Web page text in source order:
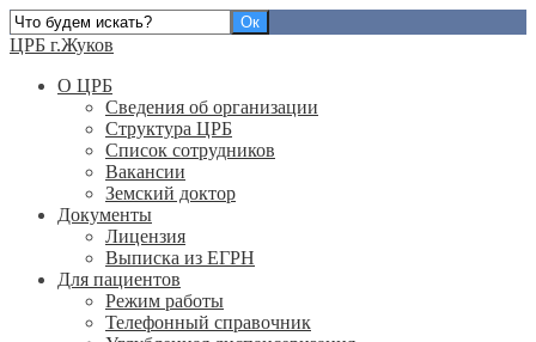
ЦРБ г.Жуков
О ЦРБ
Сведения об организации
Структура ЦРБ
Список сотрудников
Вакансии
Земский доктор
Документы
Лицензия
Выписка из ЕГРН
Для пациентов
Режим работы
Телефонный справочник